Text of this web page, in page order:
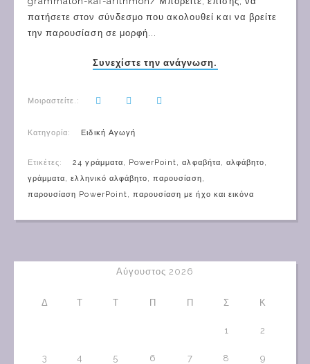
πατήσετε στον σύνδεσμο που ακολουθεί και να βρείτε
την παρουσίαση σε μορφή...
Συνεχίστε την ανάγνωση.
Μοιραστείτε.:
Κατηγορία: Ειδική Αγωγή
Ετικέτες: 24 γράμματα, PowerPoint,αλφαβήτα, αλφάβητο,
γράμματα,ελληνικό αλφάβητο,παρουσίαση,
παρουσίαση PowerPoint, παρουσίαση με ήχο και εικόνα
Αύγουστος 2026
Δ Τ Τ Π Π Σ Κ
1 2
3 4 5 6 7 8 9